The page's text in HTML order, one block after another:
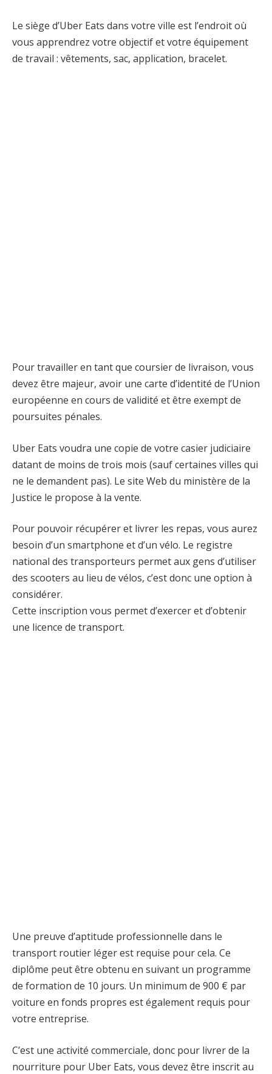
Le siège d’Uber Eats dans votre ville est l’endroit où
vous apprendrez votre objectif et votre équipement
de travail : vêtements, sac, application, bracelet.
Pour travailler en tant que coursier de livraison, vous
devez être majeur, avoir une carte d’identité de l’Union
européenne en cours de validité et être exempt de
poursuites pénales.
Uber Eats voudra une copie de votre casier judiciaire
datant de moins de trois mois (sauf certaines villes qui
ne le demandent pas). Le site Web du ministère de la
Justice le propose à la vente.
Pour pouvoir récupérer et livrer les repas, vous aurez
besoin d’un smartphone et d’un vélo. Le registre
national des transporteurs permet aux gens d’utiliser
des scooters au lieu de vélos, c’est donc une option à
considérer.
Cette inscription vous permet d’exercer et d’obtenir
une licence de transport.
Une preuve d’aptitude professionnelle dans le
transport routier léger est requise pour cela. Ce
diplôme peut être obtenu en suivant un programme
de formation de 10 jours. Un minimum de 900 € par
voiture en fonds propres est également requis pour
votre entreprise.
C’est une activité commerciale, donc pour livrer de la
nourriture pour Uber Eats, vous devez être inscrit au